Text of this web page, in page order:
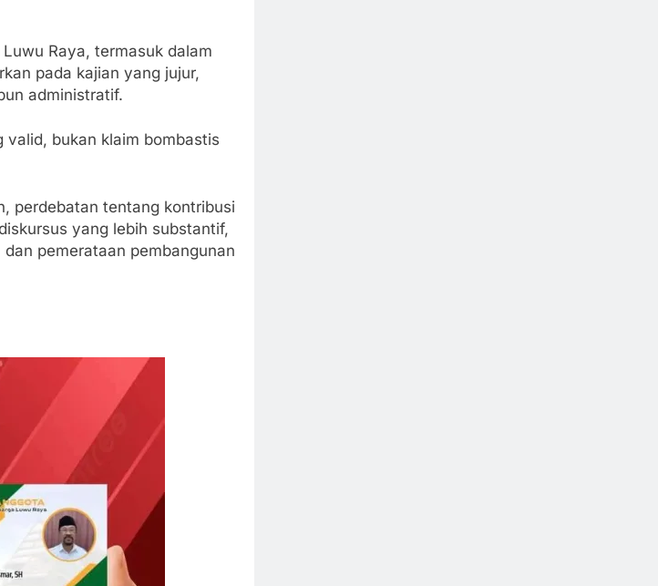
Raya, termasuk dalam
pada kajian yang jujur,
administratif.
valid, bukan klaim bombastis
perdebatan tentang kontribusi
yang lebih substantif,
pemerataan pembangunan